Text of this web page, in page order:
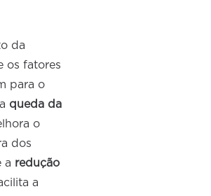
da
os fatores
para o
queda da
o
dos
a redução
a